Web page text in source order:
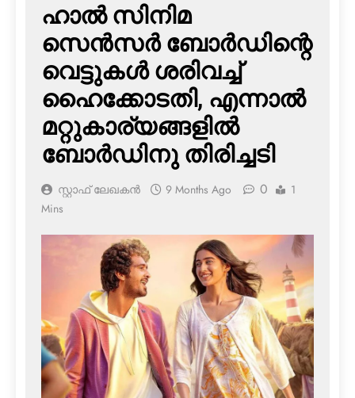
ഹാല്‍ സിനിമ
സെന്‍സര്‍ ബോര്‍ഡിന്റെ
വെട്ടുകള്‍ ശരിവച്ച്
ഹൈക്കോടതി, എന്നാല്‍
മറ്റുകാര്യങ്ങളില്‍
ബോര്‍ഡിനു തിരിച്ചടി
സ്റ്റാഫ് ലേഖകൻ 9 Months Ago 0
1
Mins